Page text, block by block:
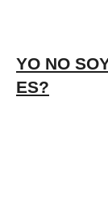
YO NO
ES?